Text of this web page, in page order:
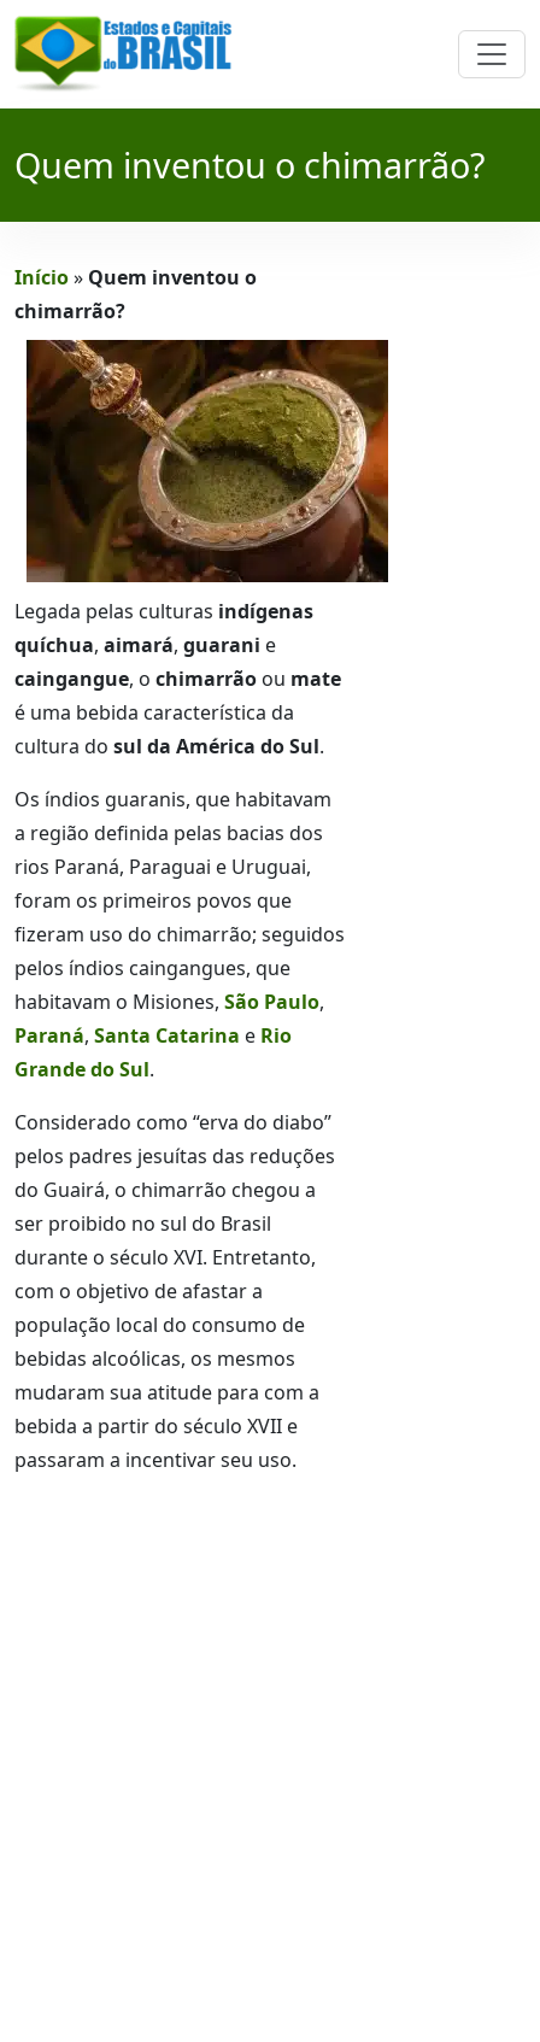
Quem inventou o chimarrão?
Início» Quem inventou o
chimarrão?
Legada pelas culturas indígenas
quíchua, aimará, guarani e
caingangue, o chimarrão ou mate
é uma bebida característica da
cultura do sul da América do Sul.
Os índios guaranis, que habitavam
a região definida pelas bacias dos
rios Paraná, Paraguai e Uruguai,
foram os primeiros povos que
fizeram uso do chimarrão; seguidos
pelos índios caingangues, que
habitavam o Misiones, São Paulo,
Paraná, Santa Catarina e Rio
Grande do Sul.
Considerado como “erva do diabo”
pelos padres jesuítas das reduções
do Guairá, o chimarrão chegou a
ser proibido no sul do Brasil
durante o século XVI. Entretanto,
com o objetivo de afastar a
população local do consumo de
bebidas alcoólicas, os mesmos
mudaram sua atitude para com a
bebida a partir do século XVII e
passaram a incentivar seu uso.